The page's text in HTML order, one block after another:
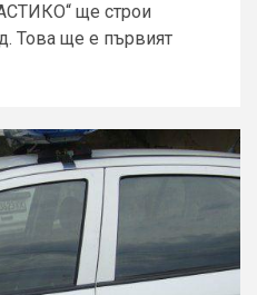
ще строи
Това ще е първият